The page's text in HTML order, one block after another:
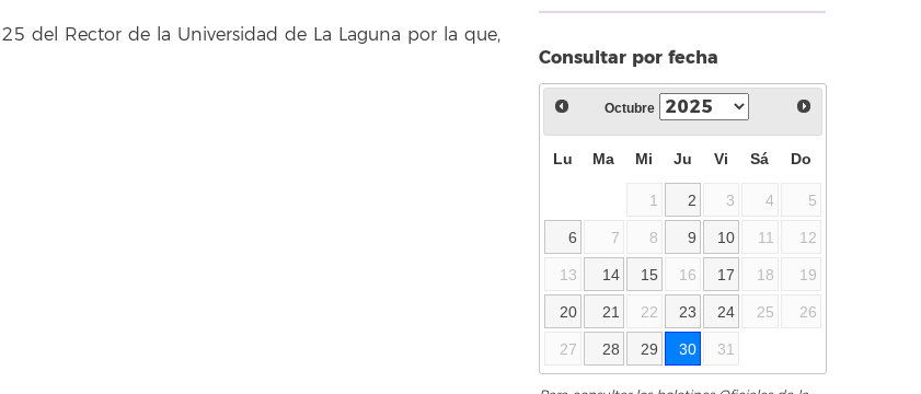
del Rector de la Universidad de La Laguna por la que,
Consultar por fecha
Octubre
Lu Ma Mi Ju Vi Sá Do
1 2 3 4 5
6 7 8 9 10 11 12
13 14 15 16 17 18 19
20 21 22 23 24 25 26
27 28 29 30 31